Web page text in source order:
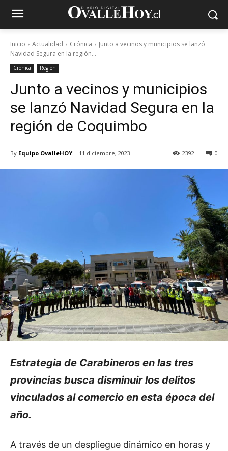
Inicio Actualidad Crónica
Junto a vecinos y municipios se lanzó
Navidad Segura en la región...
Crónica Región
Junto a vecinos y municipios
se lanzó Navidad Segura en la
región de Coquimbo
By Equipo OvalleHOY 11 diciembre, 2023 0
2392
Estrategia de Carabineros en las tres
provincias busca disminuir los delitos
vinculados al comercio en esta época del
año.
A través de un despliegue dinámico en horas y